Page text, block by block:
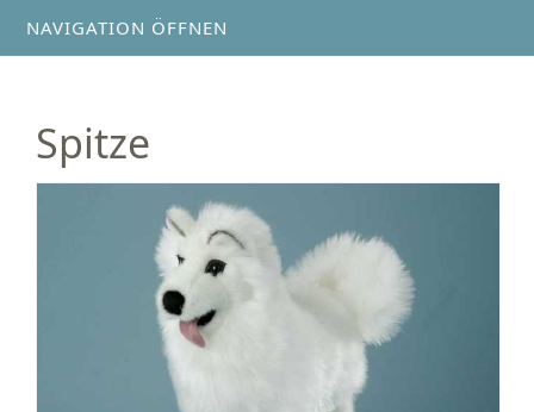
NAVIGATION ÖFFNEN
Spitze